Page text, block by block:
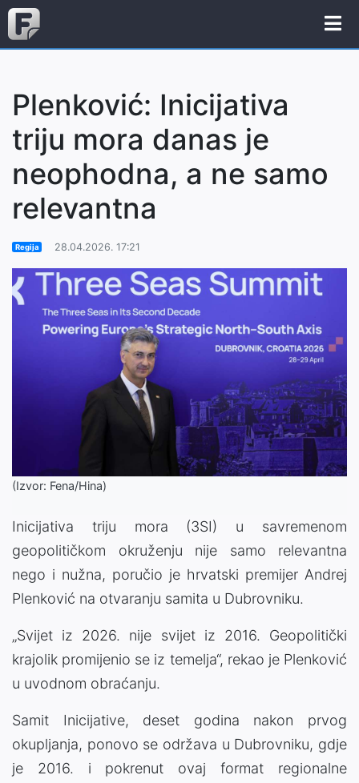
Plenković: Inicijativa
triju mora danas je
neophodna, a ne samo
relevantna
Regija 28.04.2026. 17:21
(Izvor: Fena/Hina)
Inicijativa triju mora (3SI) u savremenom
geopolitičkom okruženju nije samo relevantna
nego i nužna, poručio je hrvatski premijer Andrej
Plenković na otvaranju samita u Dubrovniku.
„Svijet iz 2026. nije svijet iz 2016. Geopolitički
krajolik promijenio se iz temelja“, rekao je Plenković
u uvodnom obraćanju.
Samit Inicijative, deset godina nakon prvog
okupljanja, ponovo se održava u Dubrovniku, gdje
je 2016. i pokrenut ovaj format regionalne